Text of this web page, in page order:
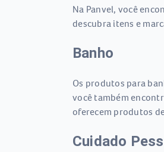
Na Panvel, você
descubra itens e
Banho
Os produtos para
você também
oferecem produtos
Cuidado